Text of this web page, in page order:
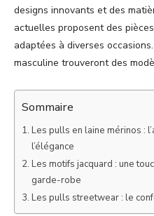
designs innovants et des
actuelles proposent des
adaptées à diverses
masculine trouveront des
Sommaire
Les pulls en laine mérinos :
l’élégance
Les motifs jacquard : une
garde-robe
Les pulls streetwear : le